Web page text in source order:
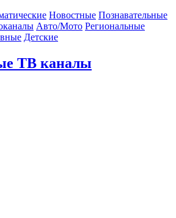
Новостные Познавательные
Авто/Мото Региональные
Детские
ТВ каналы